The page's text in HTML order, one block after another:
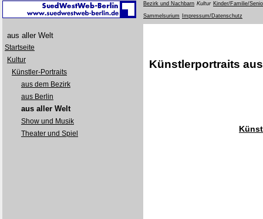
Bezirk und Nachbarn Kultur Kinder/Familie/
Sammelsurium Impressum/Datenschutz
aus aller Welt
Startseite
Kultur
Künstler-Portraits
aus dem Bezirk
aus Berlin
aus aller Welt
Show und Musik
Theater und Spiel
Künstlerportraits